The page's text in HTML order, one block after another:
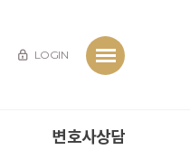
LOGIN
변호사상담